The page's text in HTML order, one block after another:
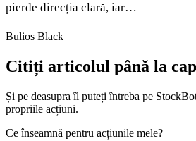
pierde direcția clară, iar…
Bulios Black
Citiți articolul până la
Și pe deasupra îl puteți întreba pe
propriile acțiuni.
Ce înseamnă pentru acțiunile mele?